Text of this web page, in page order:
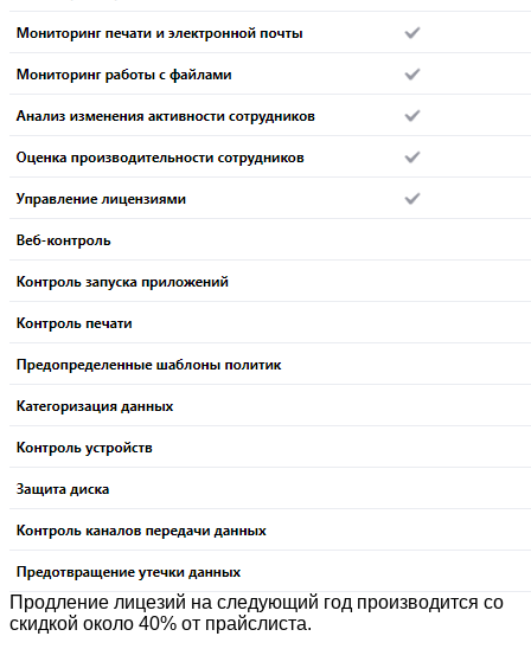
Продление лицезий на следующий год производится со
скидкой около 40% от прайслиста.